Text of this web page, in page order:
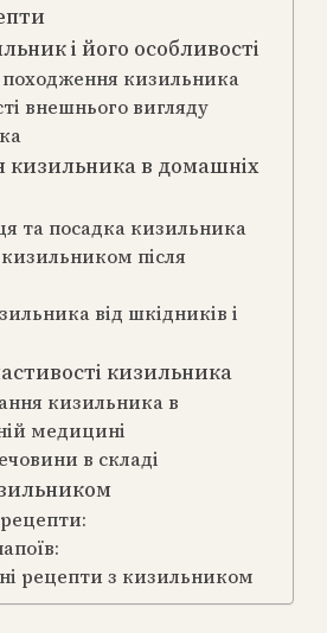
і його особливості
походження кизильника
внешнього вигляду
в домашніх
та посадка кизильника
після
від шкідників і
кизильника
кизильника в
медицині
в складі
рецепти:
рецепти з кизильником